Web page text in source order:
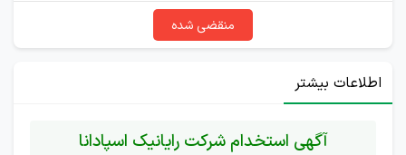
منقضی شده
اطلاعات بیشتر
آگهی استخدام شرکت رایانیک اسپادانا